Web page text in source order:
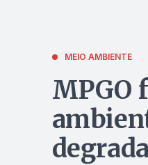
MEIO AMBIENTE
MPGO